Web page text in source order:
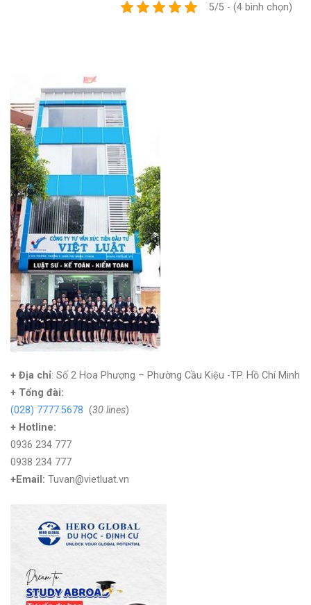
5/5 - (4 bình chọn)
+ Địa chỉ: Số 2 Hoa Phượng – Phường Cầu Kiệu -TP. Hồ Chí Minh
+ Tổng đài:
(028) 7777.5678 (30 lines)
+ Hotline:
0936 234 777
0938 234 777
+Email: Tuvan@vietluat.vn